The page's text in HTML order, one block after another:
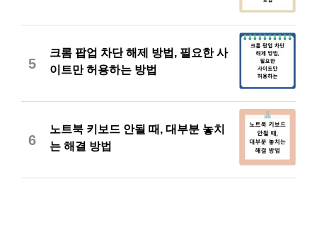
5
크롬 팝업 차단 해제 방법, 필요한 사
이트만 허용하는 방법
6
노트북 키보드 안될 때, 대부분 놓치
는 해결 방법